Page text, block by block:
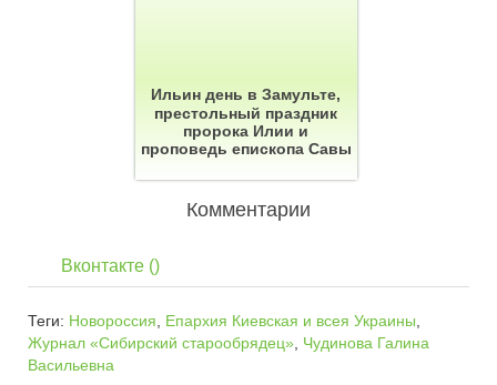
Ильин день в Замульте,
престольный праздник
пророка Илии и
проповедь епископа Савы
Комментарии
Вконтакте ()
Теги: Новороссия, Епархия Киевская и всея Украины,
Журнал «Сибирский старообрядец», Чудинова Галина
Васильевна